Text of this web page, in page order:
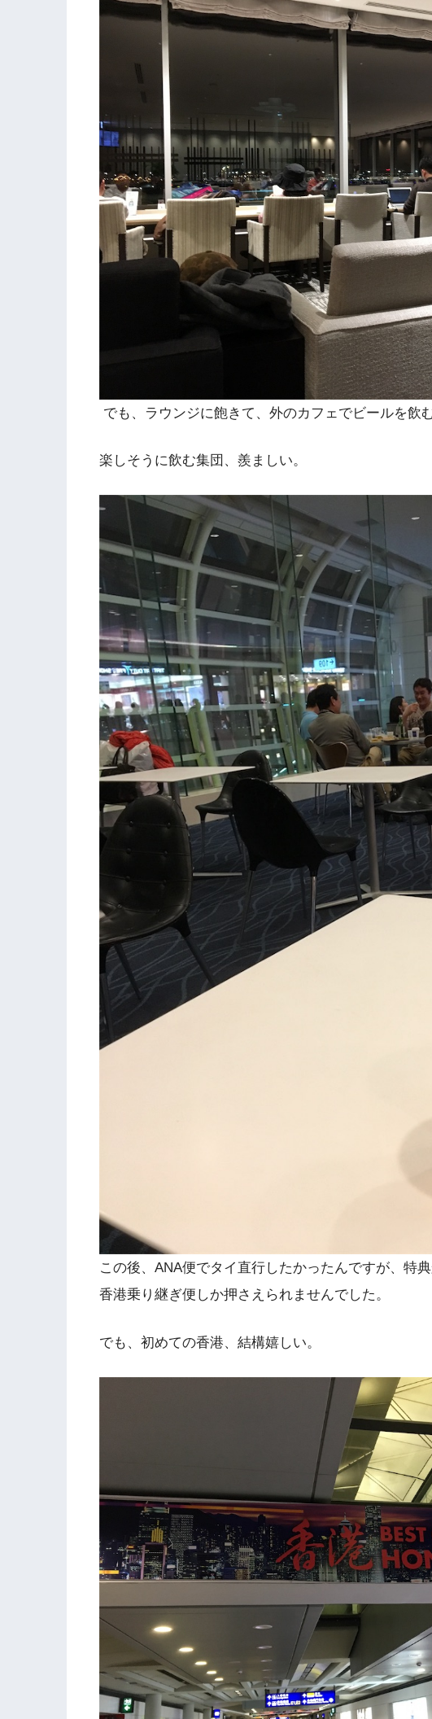
でも、ラウンジに飽きて、外のカフェでビールを飲む
楽しそうに飲む集団、羨ましい。
この後、ANA便でタイ直行したかったんですが、特
香港乗り継ぎ便しか押さえられませんでした。
でも、初めての香港、結構嬉しい。